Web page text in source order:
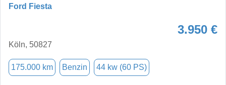
Ford Fiesta
3.950 €
Köln, 50827
175.000 km Benzin 44 kw (60 PS)